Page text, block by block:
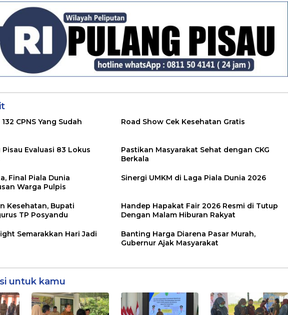
CPNS Yang Sudah
Road Show Cek Kesehatan Gratis
Evaluasi 83 Lokus
Pastikan Masyarakat Sehat dengan CKG
Berkala
Final Piala Dunia
Warga Pulpis
Sinergi UMKM di Laga Piala Dunia 2026
Kesehatan, Bupati
TP Posyandu
Handep Hapakat Fair 2026 Resmi di Tutup
Dengan Malam Hiburan Rakyat
Semarakkan Hari Jadi
Banting Harga Diarena Pasar Murah,
Gubernur Ajak Masyarakat
untuk kamu